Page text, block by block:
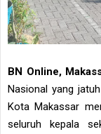
BN Online,
Nasional yang
Kota Makassar
seluruh kepala